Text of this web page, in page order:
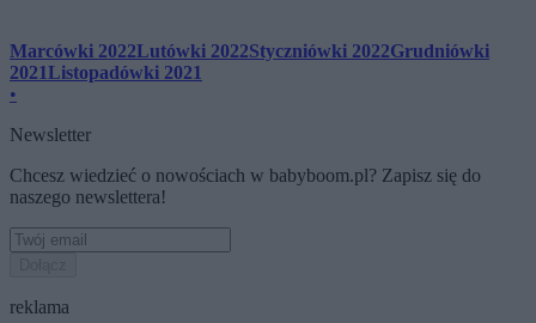
Marcówki 2022Lutówki 2022Styczniówki 2022Grudniówki
2021Listopadówki 2021
•
Newsletter
Chcesz wiedzieć o nowościach w babyboom.pl? Zapisz się do
naszego newslettera!
reklama